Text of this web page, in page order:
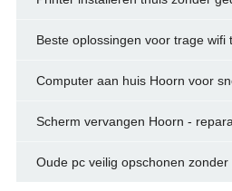
Beste oplossingen voor trage wifi
Computer aan huis Hoorn voor
Scherm vervangen Hoorn -
Oude pc veilig opschonen zonder